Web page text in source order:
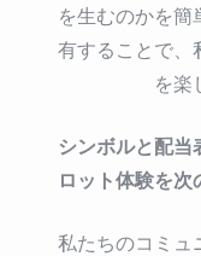
を生むのかを
有することで、
を楽
シンボルと配
ロット体験を次
私たちのコミュ